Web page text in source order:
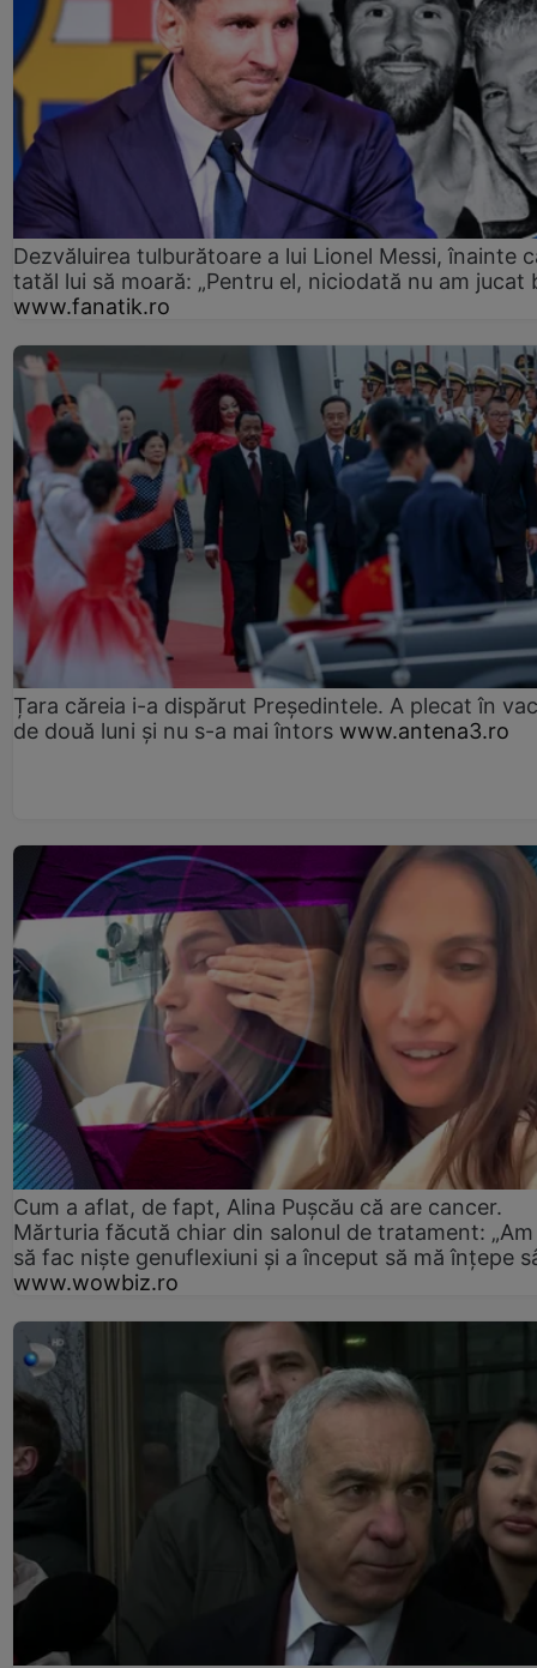
Dezvăluirea tulburătoare a lui Lionel Messi, înainte
tatăl lui să moară: „Pentru el, niciodată nu am jucat
www.fanatik.ro
Țara căreia i-a dispărut Președintele. A plecat în
de două luni și nu s-a mai întors www.antena3.ro
Cum a aflat, de fapt, Alina Pușcău că are cancer.
Mărturia făcută chiar din salonul de tratament:
să fac niște genuflexiuni și a început să mă înțepe
www.wowbiz.ro